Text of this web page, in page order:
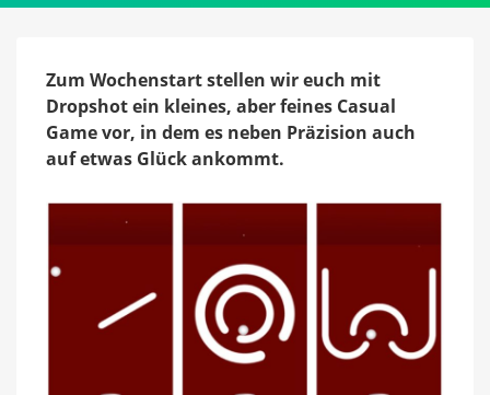
Spiel
nur
die
halbe
Miete
Zum Wochenstart stellen wir euch mit
Dropshot ein kleines, aber feines Casual
Game vor, in dem es neben Präzision auch
auf etwas Glück ankommt.